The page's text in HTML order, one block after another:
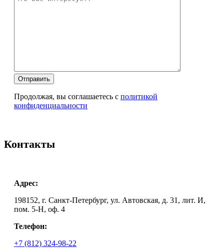
Оставьте это поле пустым.
Оставьте это поле пустым.
Продолжая, вы соглашаетесь с политикой
конфиденциальности
Контакты
Адрес:
198152, г. Санкт-Петербург, ул. Автовская, д. 31, лит. И,
пом. 5-Н, оф. 4
Телефон:
+7 (812) 324-98-22